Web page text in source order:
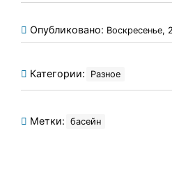
Опубликовано: Воскресенье,
Категории: Разное
Метки: басейн